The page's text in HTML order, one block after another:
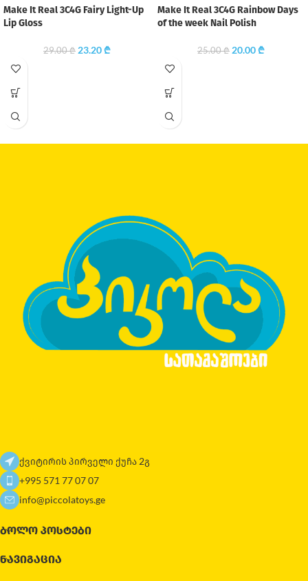
Make It Real 3C4G Fairy Light-Up
Lip Gloss
29.00₾ 23.20₾
Make It Real 3C4G Rainbow Days
of the week Nail Polish
25.00₾ 20.00₾
ქვიტირის პირველი ქუჩა 2გ
+995 571 77 07 07
info@piccolatoys.ge
ᲑᲝᲚᲝ ᲞᲝᲡᲢᲔᲑᲘ
ᲜᲐᲕᲘᲒᲐᲪᲘᲐ